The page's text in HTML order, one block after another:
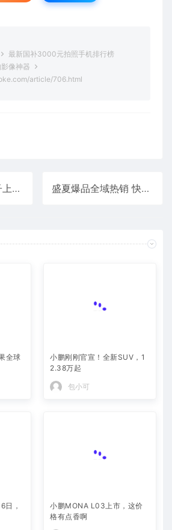
最新国补3000元拍照手机排行榜
像神器
article/706.html
播生态 盛夏爆品全域热销 快手磁力引擎“清凉一夏焕新计划”引爆消暑经济
小鹏刚刚官宣！全新SUV，1
2.38万起
包小可
日，
小鹏MONA L03上市，这价
格有点香啊